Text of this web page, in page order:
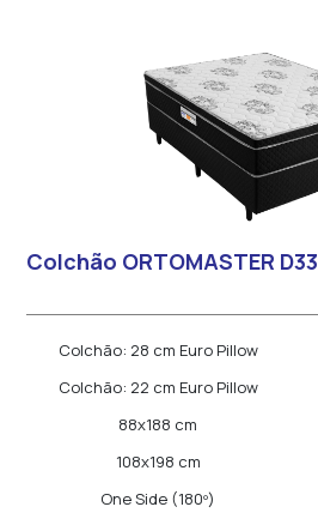
Colchão ORTOMASTER D33
Colchão: 28 cm Euro Pillow
Colchão: 22 cm Euro Pillow
88x188 cm
108x198 cm
One Side (180º)